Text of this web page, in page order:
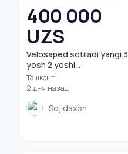
400 000
UZS
Velosaped sotiladi yangi 3
yosh 2 yoshl...
Ташкент
2 дня назад
Sojidaxon